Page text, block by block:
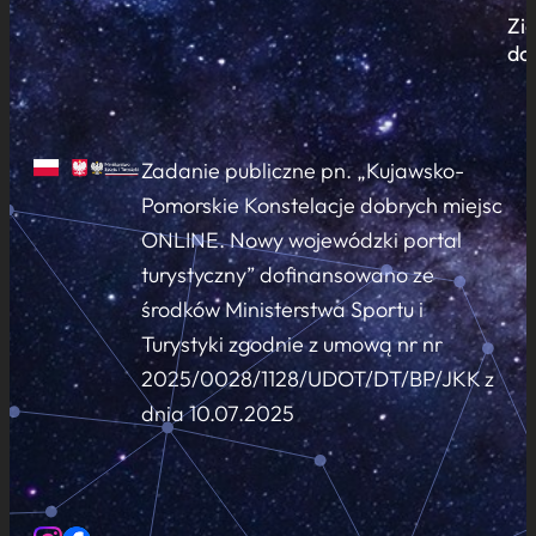
Zadanie publiczne pn. „Kujawsko-
Pomorskie Konstelacje dobrych miejsc
ONLINE. Nowy wojewódzki portal
turystyczny” dofinansowano ze
środków Ministerstwa Sportu i
Turystyki zgodnie z umową nr nr
2025/0028/1128/UDOT/DT/BP/JKK z
dnia 10.07.2025